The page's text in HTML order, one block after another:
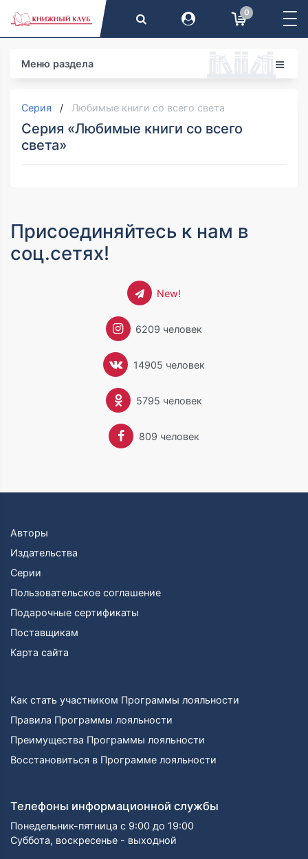
0
Меню раздела
Серия Любимые книги со всего света
Серия «Любимые книги со всего
света»
Присоединяйтесь к нам в
соц.сетях!
New!
6209 человек
14905 человек
5795 человек
809 человек
Авторы
Издательства
Серии
Пользовательское соглашение
Подарочные сертификаты
Поставщикам
Карта сайта
Как стать участником Программы лояльности
Правила Программы лояльности
Преимущества Программы лояльности
Восстановиться в Программе лояльности
Телефоны информационной службы
Понедельник-пятница с 9:00 до 19:00
Суббота, воскресенье - выходной